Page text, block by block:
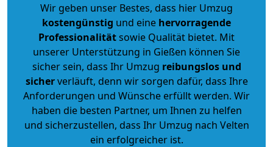
Wir geben unser Bestes, dass hier Umzug
kostengünstig und eine hervorragende
Professionalitätsowie Qualität bietet. Mit
unserer Unterstützung in Gießen können Sie
sicher sein, dass Ihr Umzug reibungslos und
sicherverläuft, denn wir sorgen dafür, dass Ihre
Anforderungen und Wünsche erfüllt werden. Wir
haben die besten Partner, um Ihnen zu helfen
und sicherzustellen, dass Ihr Umzug nach Velten
ein erfolgreicher ist.